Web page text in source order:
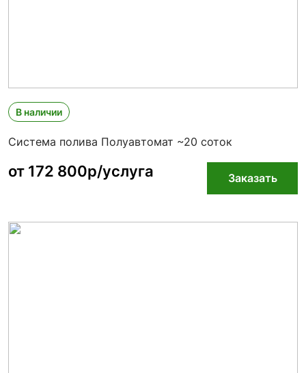
В наличии
Система полива Полуавтомат ~20 соток
от 172 800р/услуга Заказать